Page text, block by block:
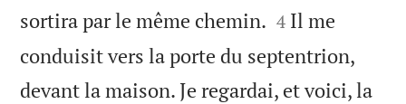
sortira par le même chemin. 

4 Il me
conduisit vers la porte du septentrion,
devant la maison. Je regardai, et voici, la